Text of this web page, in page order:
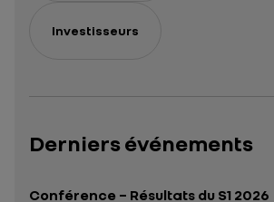
Investisseurs
Derniers événements
Conférence – Résultats du S1 2026